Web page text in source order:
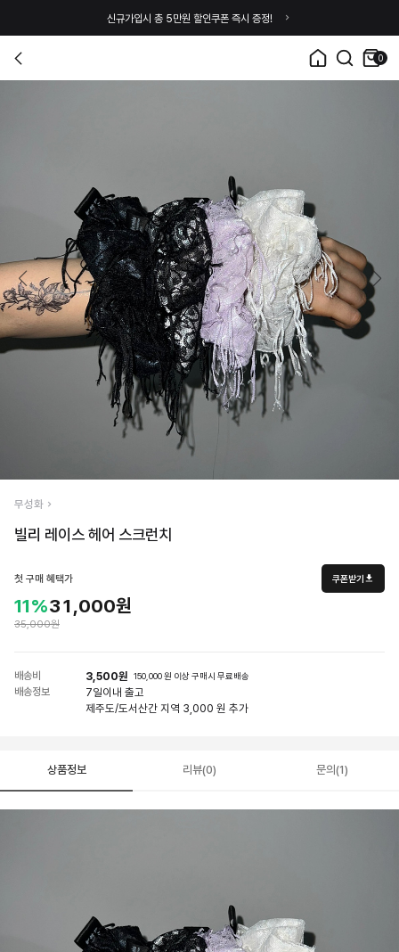
신규가입시 총 5만원 할인쿠폰 즉시 증정!
0
무성화
빌리 레이스 헤어 스크런치
첫 구매 혜택가 쿠폰받기
11%31,000원
35,000원
배송비 3,500원 150,000 원 이상 구매시 무료배송
배송정보 7일이내 출고
제주도/도서산간 지역 3,000 원 추가
상품정보 리뷰(0) 문의(1)